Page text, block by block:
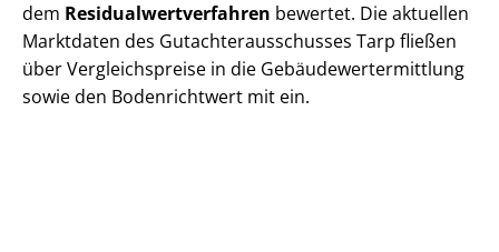
dem Re­si­du­al­wert­ver­fah­ren bewertet. Die aktuellen
Marktdaten des Gut­ach­ter­aus­schus­ses Tarp fließen
über Ver­gleichs­prei­se in die Ge­bäu­de­wert­ermitt­lung
sowie den Bodenrichtwert mit ein.